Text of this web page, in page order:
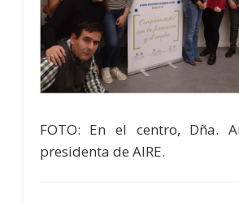
FOTO: En el centro, Dña.
presidenta de AIRE.